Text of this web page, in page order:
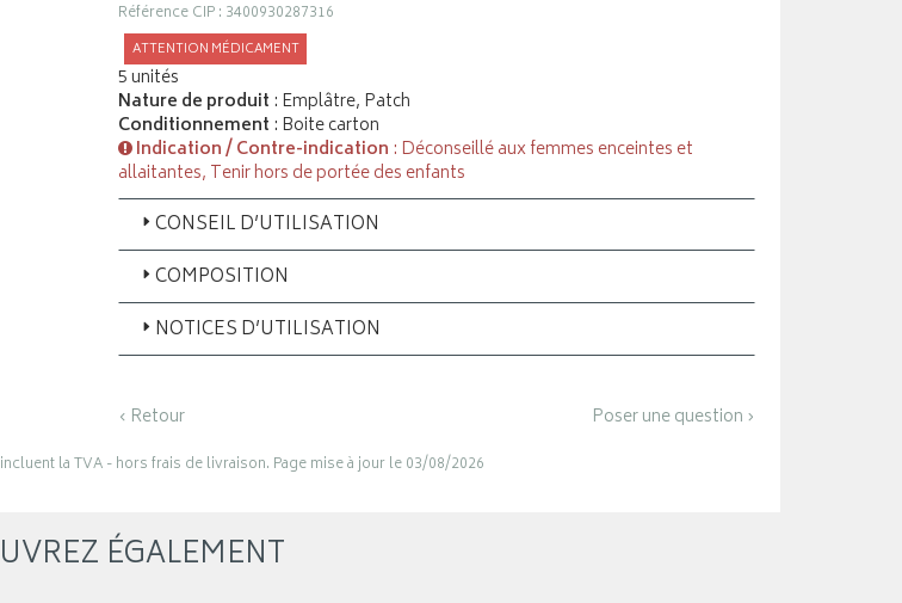
Référence CIP : 3400930287316
ATTENTION MÉDICAMENT
5 unités
Nature de produit : Emplâtre, Patch
Conditionnement : Boite carton
Indication / Contre-indication : Déconseillé aux femmes enceintes et
allaitantes, Tenir hors de portée des enfants
CONSEIL D’UTILISATION
COMPOSITION
NOTICES D’UTILISATION
‹ Retour Poser une question ›
la TVA - hors frais de livraison. Page mise à jour le 03/08/2026
ÉGALEMENT